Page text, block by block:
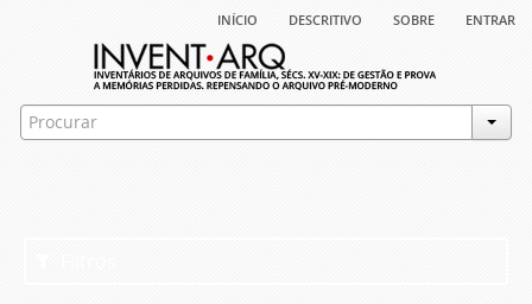
início descritivo sobre entrar